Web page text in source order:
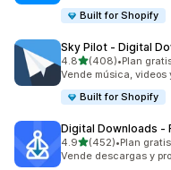
Built for Shopify
Sky Pilot ‑ Digital
4.8de 5 estrellas
(408)
408 reseñas en total
•Plan
Vende música, videos
Built for Shopify
Digital Downloads ‑
4.9de 5 estrellas
(452)
452 reseñas en total
•Plan
Vende descargas y